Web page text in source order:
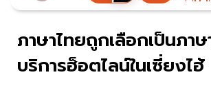
ภาษาไทยถูกเลือกเป็นภา
บริการฮ็อตไลน์ในเซี่ยงไฮ้